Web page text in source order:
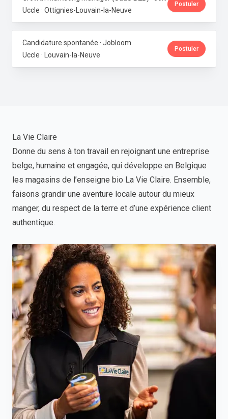
Uccle · Ottignies-Louvain-la-Neuve
Postuler
Candidature spontanée · Jobloom
Uccle · Louvain-la-Neuve
Postuler
La Vie Claire
Donne du sens à ton travail en rejoignant une entreprise
belge, humaine et engagée, qui développe en Belgique
les magasins de l’enseigne bio La Vie Claire. Ensemble,
faisons grandir une aventure locale autour du mieux
manger, du respect de la terre et d’une expérience client
authentique.